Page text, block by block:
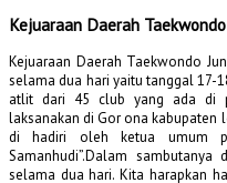
Kejuaraan Daerah
Kejuaraan Daerah Taekwondo
selama dua hari yaitu tanggal 17-
atlit dari 45 club yang ada di
laksanakan di Gor ona kabupaten
di hadiri oleh ketua umum
Samanhudi”.Dalam
selama dua hari. Kita harapkan